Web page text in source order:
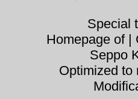
Special
Homepage of |
Seppo
Optimized to